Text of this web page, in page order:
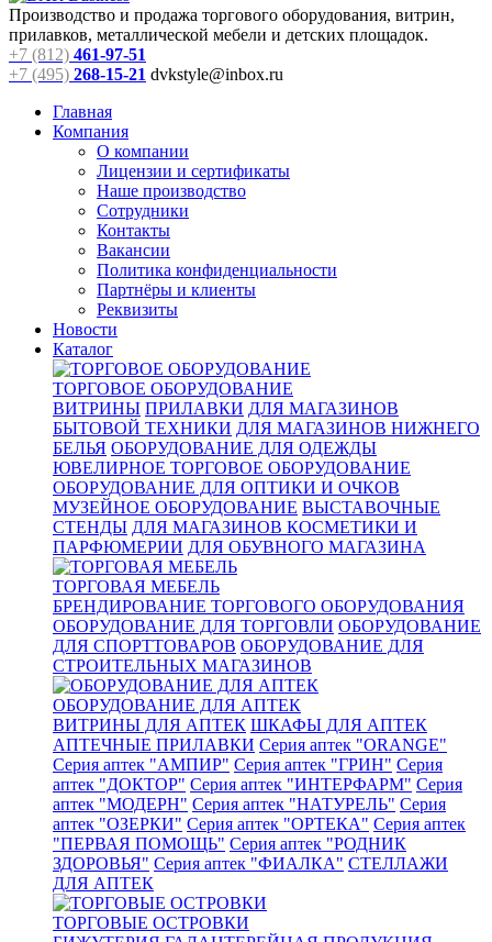
Производство и продажа торгового оборудования, витрин,
прилавков, металлической мебели и детских площадок.
+7 (812) 461-97-51
+7 (495) 268-15-21 dvkstyle@inbox.ru
Главная
Компания
О компании
Лицензии и сертификаты
Наше производство
Сотрудники
Контакты
Вакансии
Политика конфиденциальности
Партнёры и клиенты
Реквизиты
Новости
Каталог
ТОРГОВОЕ ОБОРУДОВАНИЕ
ВИТРИНЫ ПРИЛАВКИ ДЛЯ МАГАЗИНОВ
БЫТОВОЙ ТЕХНИКИ ДЛЯ МАГАЗИНОВ НИЖНЕГО
БЕЛЬЯ ОБОРУДОВАНИЕ ДЛЯ ОДЕЖДЫ
ЮВЕЛИРНОЕ ТОРГОВОЕ ОБОРУДОВАНИЕ
ОБОРУДОВАНИЕ ДЛЯ ОПТИКИ И ОЧКОВ
МУЗЕЙНОЕ ОБОРУДОВАНИЕ ВЫСТАВОЧНЫЕ
СТЕНДЫ ДЛЯ МАГАЗИНОВ КОСМЕТИКИ И
ПАРФЮМЕРИИ ДЛЯ ОБУВНОГО МАГАЗИНА
ТОРГОВАЯ МЕБЕЛЬ
БРЕНДИРОВАНИЕ ТОРГОВОГО ОБОРУДОВАНИЯ
ОБОРУДОВАНИЕ ДЛЯ ТОРГОВЛИ ОБОРУДОВАНИЕ
ДЛЯ СПОРТТОВАРОВ ОБОРУДОВАНИЕ ДЛЯ
СТРОИТЕЛЬНЫХ МАГАЗИНОВ
ОБОРУДОВАНИЕ ДЛЯ АПТЕК
ВИТРИНЫ ДЛЯ АПТЕК ШКАФЫ ДЛЯ АПТЕК
АПТЕЧНЫЕ ПРИЛАВКИ Серия аптек "ORANGE"
Серия аптек "АМПИР" Серия аптек "ГРИН" Серия
аптек "ДОКТОР" Серия аптек "ИНТЕРФАРМ" Серия
аптек "МОДЕРН" Серия аптек "НАТУРЕЛЬ" Серия
аптек "ОЗЕРКИ" Серия аптек "ОРТЕКА" Серия аптек
"ПЕРВАЯ ПОМОЩЬ" Серия аптек "РОДНИК
ЗДОРОВЬЯ" Серия аптек "ФИАЛКА" СТЕЛЛАЖИ
ДЛЯ АПТЕК
ТОРГОВЫЕ ОСТРОВКИ